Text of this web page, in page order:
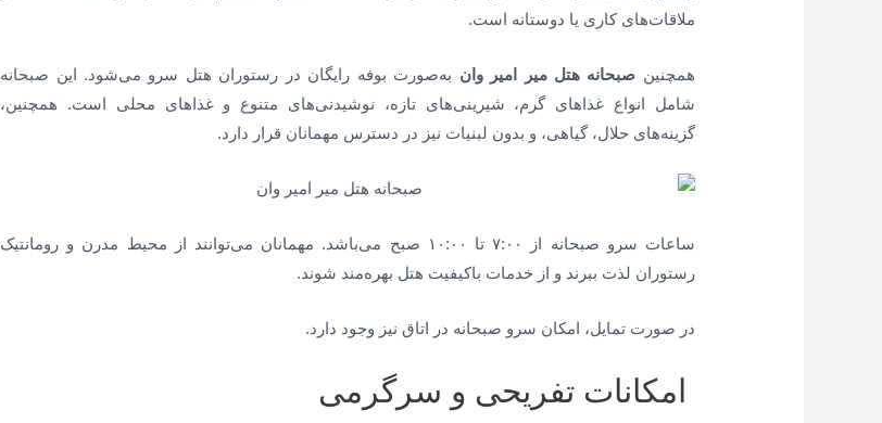
ملاقات‌های کاری یا دوستانه است.
همچنین صبحانه هتل میر امیر وان به‌صورت بوفه رایگان در رستوران هتل سرو می‌شود. این صبحانه
شامل انواع غذاهای گرم، شیرینی‌های تازه، نوشیدنی‌های متنوع و غذاهای محلی است. همچنین،
گزینه‌های حلال، گیاهی، و بدون لبنیات نیز در دسترس مهمانان قرار دارد.
ساعات سرو صبحانه از ۷:۰۰ تا ۱۰:۰۰ صبح می‌باشد. مهمانان می‌توانند از محیط مدرن و رومانتیک
رستوران لذت ببرند و از خدمات باکیفیت هتل بهره‌مند شوند.
در صورت تمایل، امکان سرو صبحانه در اتاق نیز وجود دارد.
امکانات تفریحی و سرگرمی